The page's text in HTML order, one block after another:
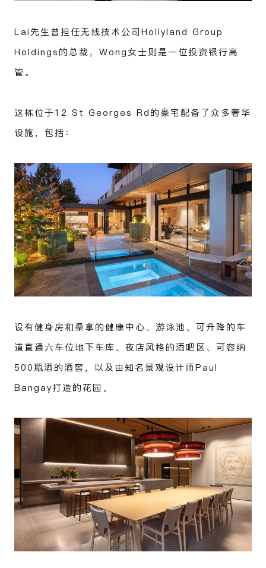
Lai先生曾担任无线技术公司Hollyland Group
Holdings的总裁，Wong女士则是一位投资银行高
管。
这栋位于12 St Georges Rd的豪宅配备了众多奢华
设施，包括：
设有健身房和桑拿的健康中心、游泳池、可升降的车
道直通六车位地下车库、夜店风格的酒吧区、可容纳
500瓶酒的酒窖，以及由知名景观设计师Paul
Bangay打造的花园。